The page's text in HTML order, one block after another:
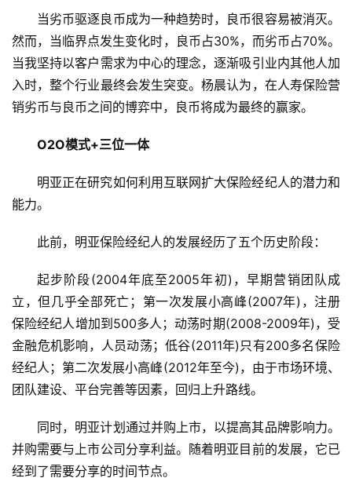
当劣币驱逐良币成为一种趋势时，良币很容易被消灭。
然而，当临界点发生变化时，良币占30%，而劣币占70%。
当我坚持以客户需求为中心的理念，逐渐吸引业内其他人加
入时，整个行业最终会发生突变。杨晨认为，在人寿保险营
销劣币与良币之间的博弈中，良币将成为最终的赢家。
O2O模式+三位一体
明亚正在研究如何利用互联网扩大保险经纪人的潜力和
能力。
此前，明亚保险经纪人的发展经历了五个历史阶段：
起步阶段(2004年底至2005年初)，早期营销团队成
立，但几乎全部死亡；第一次发展小高峰(2007年)，注册
保险经纪人增加到500多人；动荡时期(2008-2009年)，受
金融危机影响，人员动荡；低谷(2011年)只有200多名保险
经纪人；第二次发展小高峰(2012年至今)，由于市场环境、
团队建设、平台完善等因素，回归上升路线。
同时，明亚计划通过并购上市，以提高其品牌影响力。
并购需要与上市公司分享利益。随着明亚目前的发展，它已
经到了需要分享的时间节点。